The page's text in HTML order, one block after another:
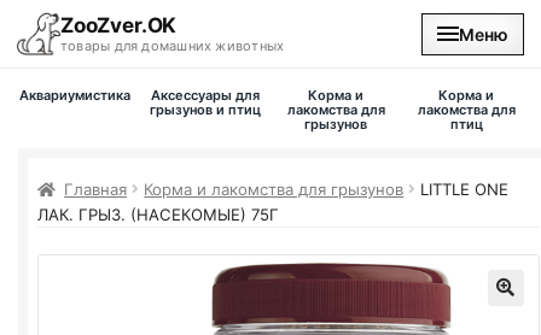
ZooZver.OK
товары для домашних животных
Меню
На главную
Аквариумистика
Аксессуары для
грызунов и птиц
Корма и
лакомства для
грызунов
Корма и
лакомства для
птиц
Главная Корма и лакомства для грызунов
LITTLE ONE
ЛАК. ГРЫЗ. (НАСЕКОМЫЕ) 75Г